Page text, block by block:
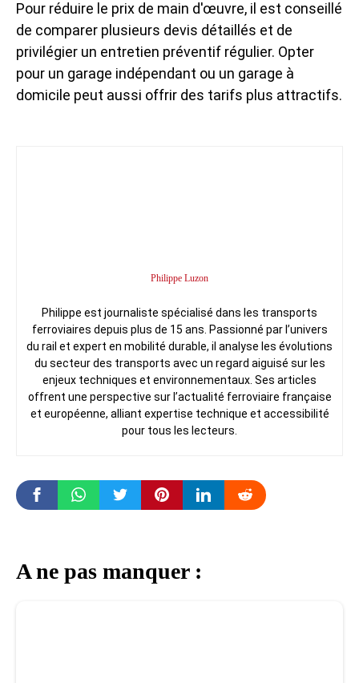
Pour réduire le prix de main d'œuvre, il est conseillé
de comparer plusieurs devis détaillés et de
privilégier un entretien préventif régulier. Opter
pour un garage indépendant ou un garage à
domicile peut aussi offrir des tarifs plus attractifs.
Philippe Luzon
Philippe est journaliste spécialisé dans les transports
ferroviaires depuis plus de 15 ans. Passionné par l’univers
du rail et expert en mobilité durable, il analyse les évolutions
du secteur des transports avec un regard aiguisé sur les
enjeux techniques et environnementaux. Ses articles
offrent une perspective sur l’actualité ferroviaire française
et européenne, alliant expertise technique et accessibilité
pour tous les lecteurs.
A ne pas manquer :